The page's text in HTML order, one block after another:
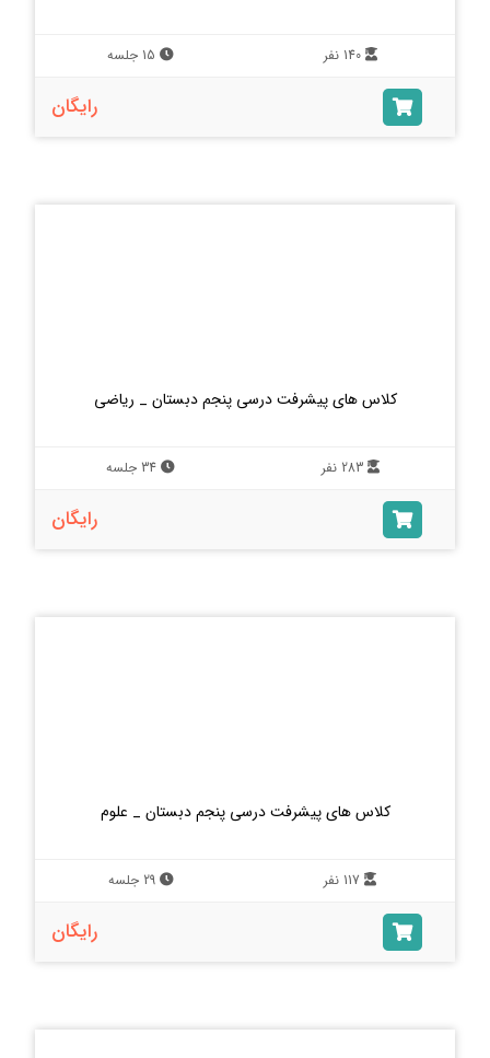
140 نفر 15 جلسه
رایگان
کلاس های پیشرفت درسی پنجم دبستان _ ریاضی
283 نفر 34 جلسه
رایگان
کلاس های پیشرفت درسی پنجم دبستان _ علوم
117 نفر 29 جلسه
رایگان